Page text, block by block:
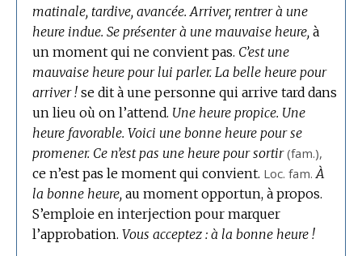
matinale, tardive, avancée. Arriver, rentrer à une
heure indue. Se présenter à une mauvaise heure, à
un moment qui ne convient pas. C’est une
mauvaise heure pour lui parler. La belle heure pour
arriver ! se dit à une personne qui arrive tard dans
un lieu où on l’attend. Une heure propice. Une
heure favorable. Voici une bonne heure pour se
promener. Ce n’est pas une heure pour sortir (fam.),
ce n’est pas le moment qui convient. Loc. fam. À
la bonne heure, au moment opportun, à propos.
S’emploie en interjection pour marquer
l’approbation. Vous acceptez : à la bonne heure !